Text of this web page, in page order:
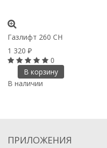
Газлифт 260 CH
1 320 ₽
0
В корзину
В наличии
ПРИЛОЖЕНИЯ